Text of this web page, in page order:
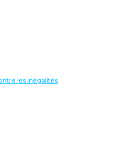
les inégalités